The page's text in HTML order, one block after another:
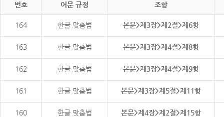
번호 어문 규정 조항
164 한글 맞춤법 본문>제3장>제2절>제6항
163 한글 맞춤법 본문>제3장>제4절>제8항
162 한글 맞춤법 본문>제3장>제4절>제9항
161 한글 맞춤법 본문>제3장>제5절>제11항
160 한글 맞춤법 본문>제4장>제2절>제15항